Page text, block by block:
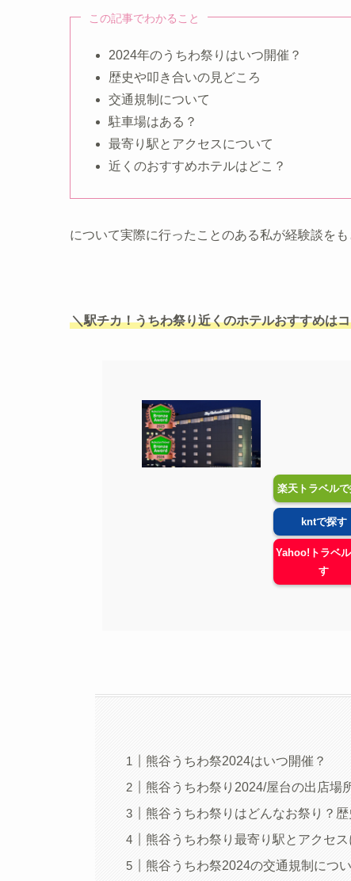
この記事でわかること
2024年のうちわ祭りはいつ開催？
歴史や叩き合いの見どころ
交通規制について
駐車場はある？
最寄り駅とアクセスについて
近くのおすすめホテルはどこ？
について実際に行ったことのある私が経験談をも
＼駅チカ！うちわ祭り近くのホテルおすすめは
楽天トラベル
kntで探す
Yahoo!トラベ
す
熊谷うちわ祭2024はいつ開催？
熊谷うちわ祭り2024/屋台の出店場
熊谷うちわ祭りはどんなお祭り？
熊谷うちわ祭り最寄り駅とアクセス
熊谷うちわ祭2024の交通規制につ